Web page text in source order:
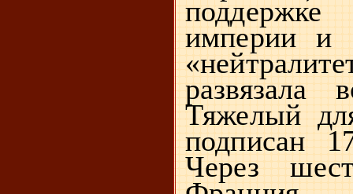
империи и
развязала
Тяжелый
подписан
Через